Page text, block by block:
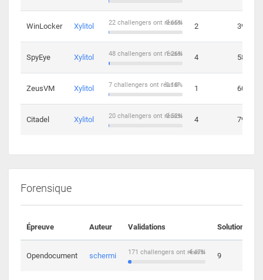
WinLocker Xylitol 0.65%
22 challengers ont réussi 2 39
SpyEye Xylitol 1.26%
48 challengers ont réussi 4 58
ZeusVM Xylitol 0.18%
7 challengers ont réussi 1 60
Citadel Xylitol 0.52%
20 challengers ont réussi 4 79
Forensique
Épreuve Auteur Validations Solutions
Opendocument schermi 4.47%
171 challengers ont réussi 9